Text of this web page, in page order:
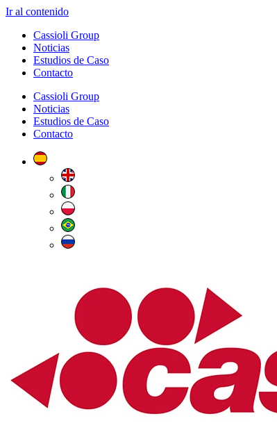
Ir al contenido
Cassioli Group
Noticias
Estudios de Caso
Contacto
Cassioli Group
Noticias
Estudios de Caso
Contacto